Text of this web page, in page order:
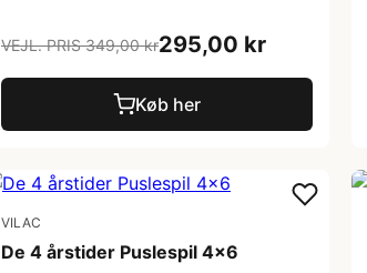
VEJL. PRIS 349,00 kr295,00 kr
Køb her
VILAC
De 4 årstider Puslespil 4x6